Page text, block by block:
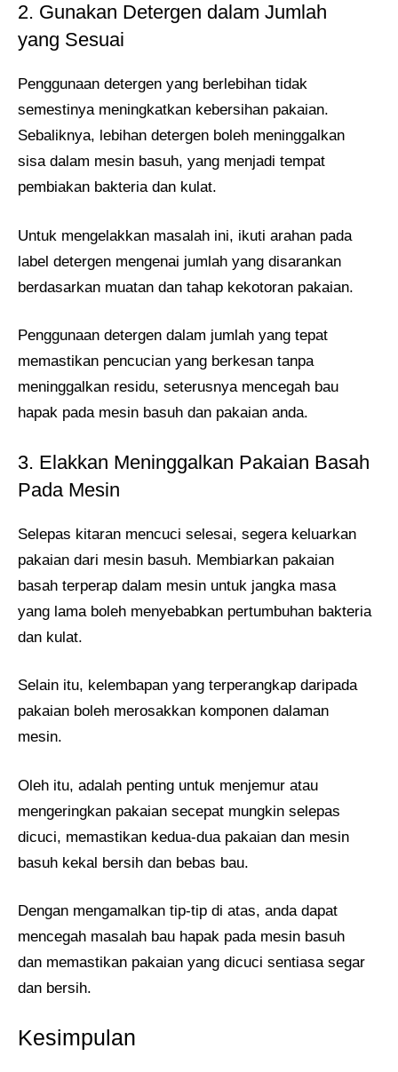
2. Gunakan Detergen dalam Jumlah
yang Sesuai
Penggunaan detergen yang berlebihan tidak
semestinya meningkatkan kebersihan pakaian.
Sebaliknya, lebihan detergen boleh meninggalkan
sisa dalam mesin basuh, yang menjadi tempat
pembiakan bakteria dan kulat.
Untuk mengelakkan masalah ini, ikuti arahan pada
label detergen mengenai jumlah yang disarankan
berdasarkan muatan dan tahap kekotoran pakaian.
Penggunaan detergen dalam jumlah yang tepat
memastikan pencucian yang berkesan tanpa
meninggalkan residu, seterusnya mencegah bau
hapak pada mesin basuh dan pakaian anda.
3. Elakkan Meninggalkan Pakaian Basah
Pada Mesin
Selepas kitaran mencuci selesai, segera keluarkan
pakaian dari mesin basuh. Membiarkan pakaian
basah terperap dalam mesin untuk jangka masa
yang lama boleh menyebabkan pertumbuhan bakteria
dan kulat.
Selain itu, kelembapan yang terperangkap daripada
pakaian boleh merosakkan komponen dalaman
mesin.
Oleh itu, adalah penting untuk menjemur atau
mengeringkan pakaian secepat mungkin selepas
dicuci, memastikan kedua-dua pakaian dan mesin
basuh kekal bersih dan bebas bau.
Dengan mengamalkan tip-tip di atas, anda dapat
mencegah masalah bau hapak pada mesin basuh
dan memastikan pakaian yang dicuci sentiasa segar
dan bersih.
Kesimpulan